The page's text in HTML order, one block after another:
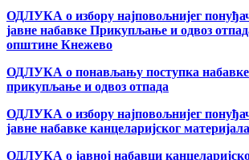
ОДЛУКА о избору најповољнијег
јавне набавке Прикупљање и одвоз
општине Кнежево
ОДЛУКА о понављању поступка набавке
прикупљање и одвоз отпада
ОДЛУКА о избору најповољнијег
јавне набавке канцеларијског
ОДЛУКА о јавној набавци